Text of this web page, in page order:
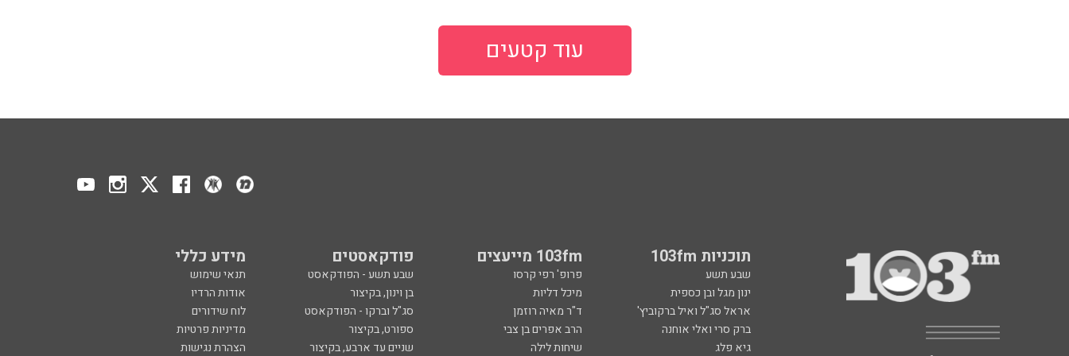
עוד קטעים
תוכניות 103fm 103fm מייעצים פודקאסטים מידע כללי
שבע תשע פרופ' רפי קרסו שבע תשע - הפודקאסט
תנאי שימוש
ינון מגל ובן כספית
מיכל דליות בן וינון, בקיצור
אודות הרדיו
אראל סג"ל ואיל ברקוביץ'
ד"ר מאיה רוזמן סג"ל וברקו - הפודקאסט
לוח שידורים
ברק סרי ואלי אוחנה
הרב אפרים בן צבי ספורט, בקיצור
מדיניות פרטיות
גיא פלג
שיחות לילה שניים עד ארבע, בקיצור הצהרת נגישות